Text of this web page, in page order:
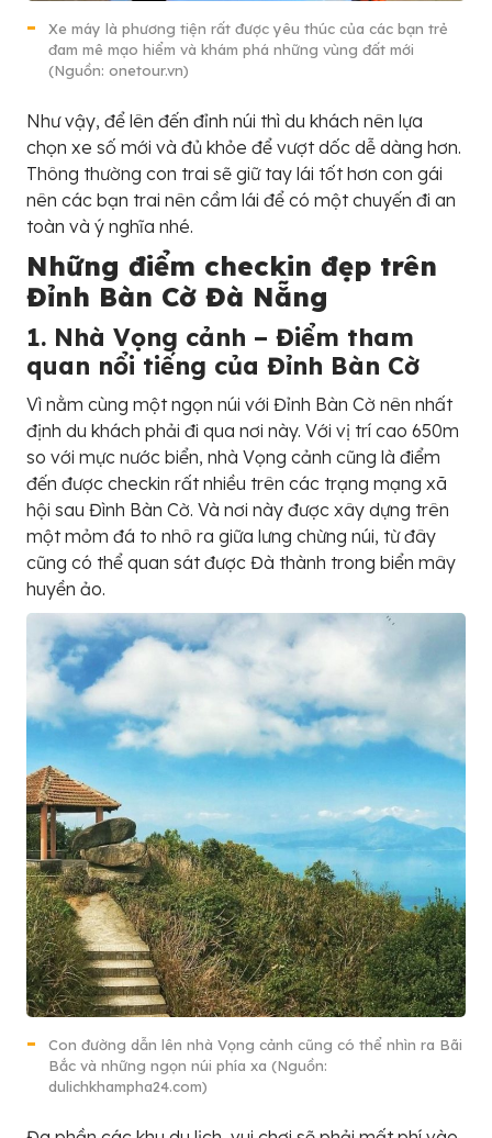
Xe máy là phương tiện rất được yêu thúc của các bạn trẻ
đam mê mạo hiểm và khám phá những vùng đất mới
(Nguồn: onetour.vn)
Như vậy, để lên đến đỉnh núi thì du khách nên lựa
chọn xe số mới và đủ khỏe để vượt dốc dễ dàng hơn.
Thông thường con trai sẽ giữ tay lái tốt hơn con gái
nên các bạn trai nên cầm lái để có một chuyến đi an
toàn và ý nghĩa nhé.
Những điểm checkin đẹp trên
Đỉnh Bàn Cờ Đà Nẵng
1. Nhà Vọng cảnh – Điểm tham
quan nổi tiếng của Đỉnh Bàn Cờ
Vì nằm cùng một ngọn núi với Đỉnh Bàn Cờ nên nhất
định du khách phải đi qua nơi này. Với vị trí cao 650m
so với mực nước biển, nhà Vọng cảnh cũng là điểm
đến được checkin rất nhiều trên các trạng mạng xã
hội sau Đình Bàn Cờ. Và nơi này được xây dựng trên
một mỏm đá to nhô ra giữa lưng chừng núi, từ đây
cũng có thể quan sát được Đà thành trong biển mây
huyền ảo.
Con đường dẫn lên nhà Vọng cảnh cũng có thể nhìn ra Bãi
Bắc và những ngọn núi phía xa (Nguồn:
dulichkhampha24.com)